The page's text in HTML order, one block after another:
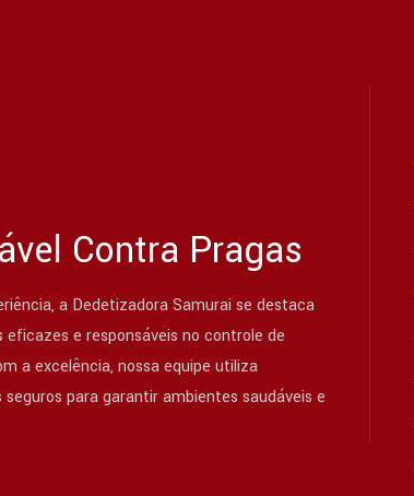
Contra Pragas
a Dedetizadora Samurai se destaca
e responsáveis no controle de
a excelência, nossa equipe utiliza
para garantir ambientes saudáveis e